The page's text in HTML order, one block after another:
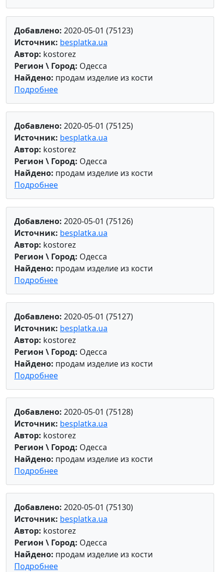
Добавлено: 2020-05-01 (75123)
Источник: besplatka.ua
Автор: kostorez
Регион \ Город: Одесса
Найдено: продам изделие из кости
Подробнее
Добавлено: 2020-05-01 (75125)
Источник: besplatka.ua
Автор: kostorez
Регион \ Город: Одесса
Найдено: продам изделие из кости
Подробнее
Добавлено: 2020-05-01 (75126)
Источник: besplatka.ua
Автор: kostorez
Регион \ Город: Одесса
Найдено: продам изделие из кости
Подробнее
Добавлено: 2020-05-01 (75127)
Источник: besplatka.ua
Автор: kostorez
Регион \ Город: Одесса
Найдено: продам изделие из кости
Подробнее
Добавлено: 2020-05-01 (75128)
Источник: besplatka.ua
Автор: kostorez
Регион \ Город: Одесса
Найдено: продам изделие из кости
Подробнее
Добавлено: 2020-05-01 (75130)
Источник: besplatka.ua
Автор: kostorez
Регион \ Город: Одесса
Найдено: продам изделие из кости
Подробнее